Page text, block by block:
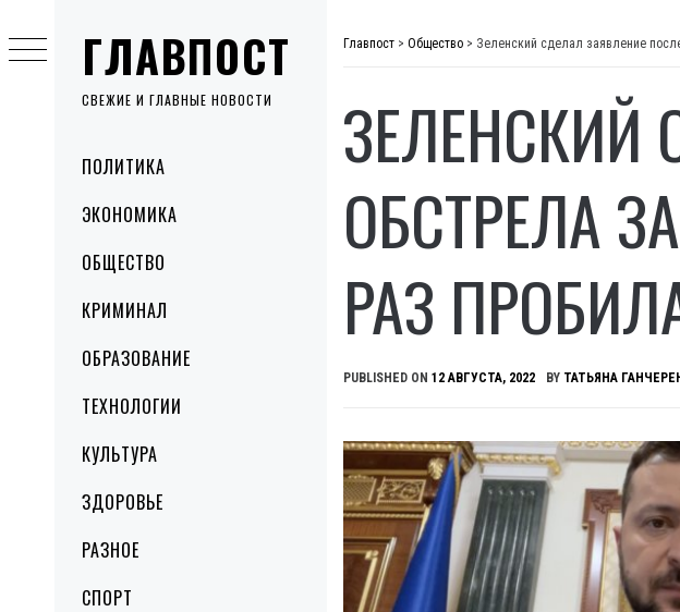
ГЛАВПОСТ
СВЕЖИЕ И ГЛАВНЫЕ НОВОСТИ
MenuПОЛИТИКА
ЭКОНОМИКА
ОБЩЕСТВО
КРИМИНАЛ
ОБРАЗОВАНИЕ
ТЕХНОЛОГИИ
КУЛЬТУРА
ЗДОРОВЬЕ
РАЗНОЕ
СПОРТ
to
content
Главпост > Общество > Зеленский сделал заявление
ЗЕЛЕНСКИЙ
ОБСТРЕЛА
РАЗ
PUBLISHED ON 12 АВГУСТА, 2022 BY ТАТЬЯНА